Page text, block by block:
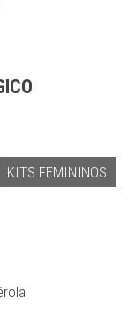
KITS FEMININOS